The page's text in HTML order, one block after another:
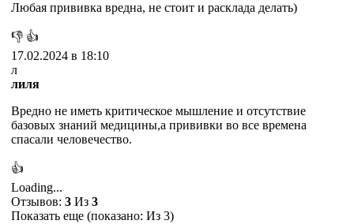
Любая прививка вредна, не стоит и расклада делать)
👎 👍
17.02.2024 в 18:10
л
лиля
Вредно не иметь критическое мышление и отсутствие
базовых знаний медицины,а прививки во все времена
спасали человечество.
👍
Loading...
Отзывов: 3 Из 3
Показать еще (показано: Из 3)